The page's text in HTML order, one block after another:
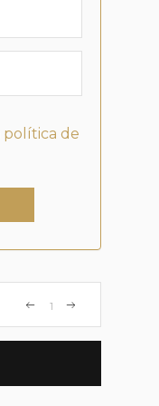
política de